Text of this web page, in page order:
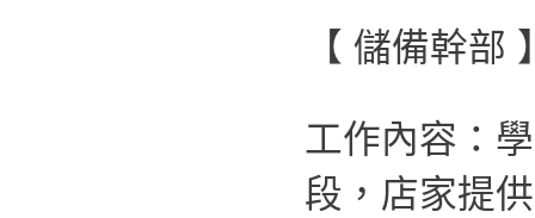
【 儲備幹部
工作內容：
段，店家提